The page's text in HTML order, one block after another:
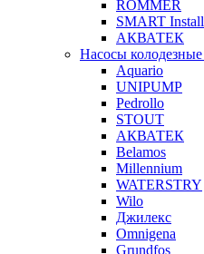
ROMMER
SMART Install
АКВАТЕК
Насосы колодезные
Aquario
UNIPUMP
Pedrollo
STOUT
АКВАТЕК
Belamos
Millennium
WATERSTRY
Wilo
Джилекс
Omnigena
Grundfos